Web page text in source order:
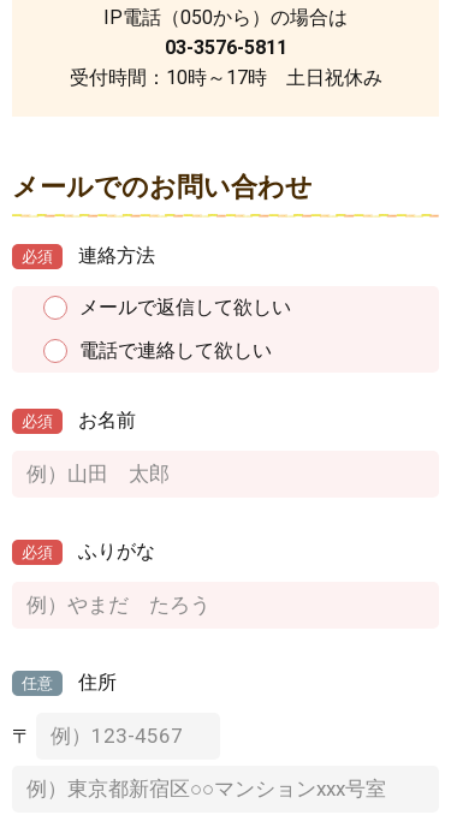
IP電話（050から）の場合は
03-3576-5811
受付時間：10時～17時 土日祝休み
メールでのお問い合わせ
必須 連絡方法
メールで返信して欲しい
電話で連絡して欲しい
必須 お名前
必須 ふりがな
任意 住所
〒